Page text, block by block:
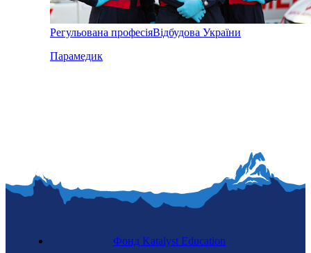
Регульована професіяВідбудова України
Парамедик
Фонд Katalyst Education